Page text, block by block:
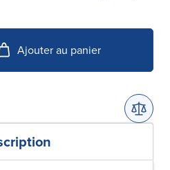
Ajouter au panier